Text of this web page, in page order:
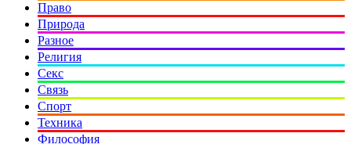
Право
Природа
Разное
Религия
Секс
Связь
Спорт
Техника
Философия